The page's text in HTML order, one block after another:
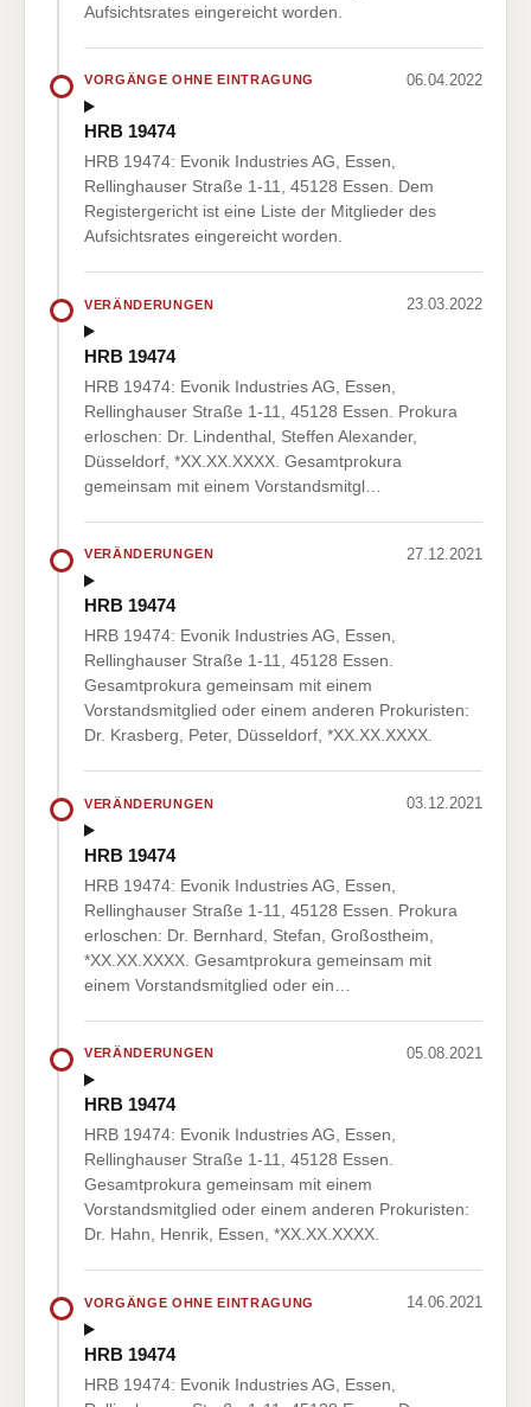
Aufsichtsrates eingereicht worden.
VORGÄNGE OHNE EINTRAGUNG 06.04.2022
HRB 19474
HRB 19474: Evonik Industries AG, Essen,
Rellinghauser Straße 1-11, 45128 Essen. Dem
Registergericht ist eine Liste der Mitglieder des
Aufsichtsrates eingereicht worden.
VERÄNDERUNGEN 23.03.2022
HRB 19474
HRB 19474: Evonik Industries AG, Essen,
Rellinghauser Straße 1-11, 45128 Essen. Prokura
erloschen: Dr. Lindenthal, Steffen Alexander,
Düsseldorf, *XX.XX.XXXX. Gesamtprokura
gemeinsam mit einem Vorstandsmitgl…
VERÄNDERUNGEN 27.12.2021
HRB 19474
HRB 19474: Evonik Industries AG, Essen,
Rellinghauser Straße 1-11, 45128 Essen.
Gesamtprokura gemeinsam mit einem
Vorstandsmitglied oder einem anderen Prokuristen:
Dr. Krasberg, Peter, Düsseldorf, *XX.XX.XXXX.
VERÄNDERUNGEN 03.12.2021
HRB 19474
HRB 19474: Evonik Industries AG, Essen,
Rellinghauser Straße 1-11, 45128 Essen. Prokura
erloschen: Dr. Bernhard, Stefan, Großostheim,
*XX.XX.XXXX. Gesamtprokura gemeinsam mit
einem Vorstandsmitglied oder ein…
VERÄNDERUNGEN 05.08.2021
HRB 19474
HRB 19474: Evonik Industries AG, Essen,
Rellinghauser Straße 1-11, 45128 Essen.
Gesamtprokura gemeinsam mit einem
Vorstandsmitglied oder einem anderen Prokuristen:
Dr. Hahn, Henrik, Essen, *XX.XX.XXXX.
VORGÄNGE OHNE EINTRAGUNG 14.06.2021
HRB 19474
HRB 19474: Evonik Industries AG, Essen,